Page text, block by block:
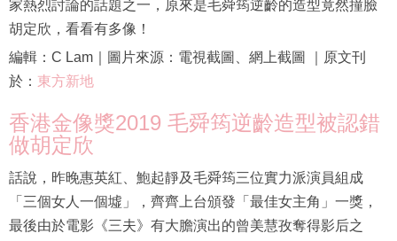
家熱烈討論的話題之一，原來是毛舜筠逆齡的造型竟然撞臉
胡定欣，看看有多像！
編輯：C Lam｜圖片來源：電視截圖、網上截圖 ｜原文刊
於： 東方新地
香港金像獎2019 毛舜筠逆齡造型被認錯
做胡定欣
話說，昨晚惠英紅、鮑起靜及毛舜筠三位實力派演員組成
「三個女人一個墟」，齊齊上台頒發「最佳女主角」一獎，
最後由於電影《三夫》有大膽演出的曾美慧孜奪得影后之